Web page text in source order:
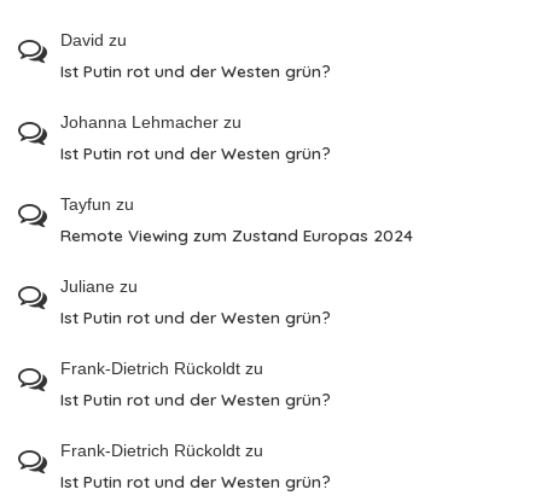
David zu
Ist Putin rot und der Westen grün?
Johanna Lehmacher zu
Ist Putin rot und der Westen grün?
Tayfun zu
Remote Viewing zum Zustand Europas 2024
Juliane zu
Ist Putin rot und der Westen grün?
Frank-Dietrich Rückoldt zu
Ist Putin rot und der Westen grün?
Frank-Dietrich Rückoldt zu
Ist Putin rot und der Westen grün?